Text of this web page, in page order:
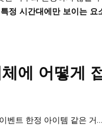
특정 시간대에만 보이는 요
에 어떻게
벤트 한정 아이템 같은 거